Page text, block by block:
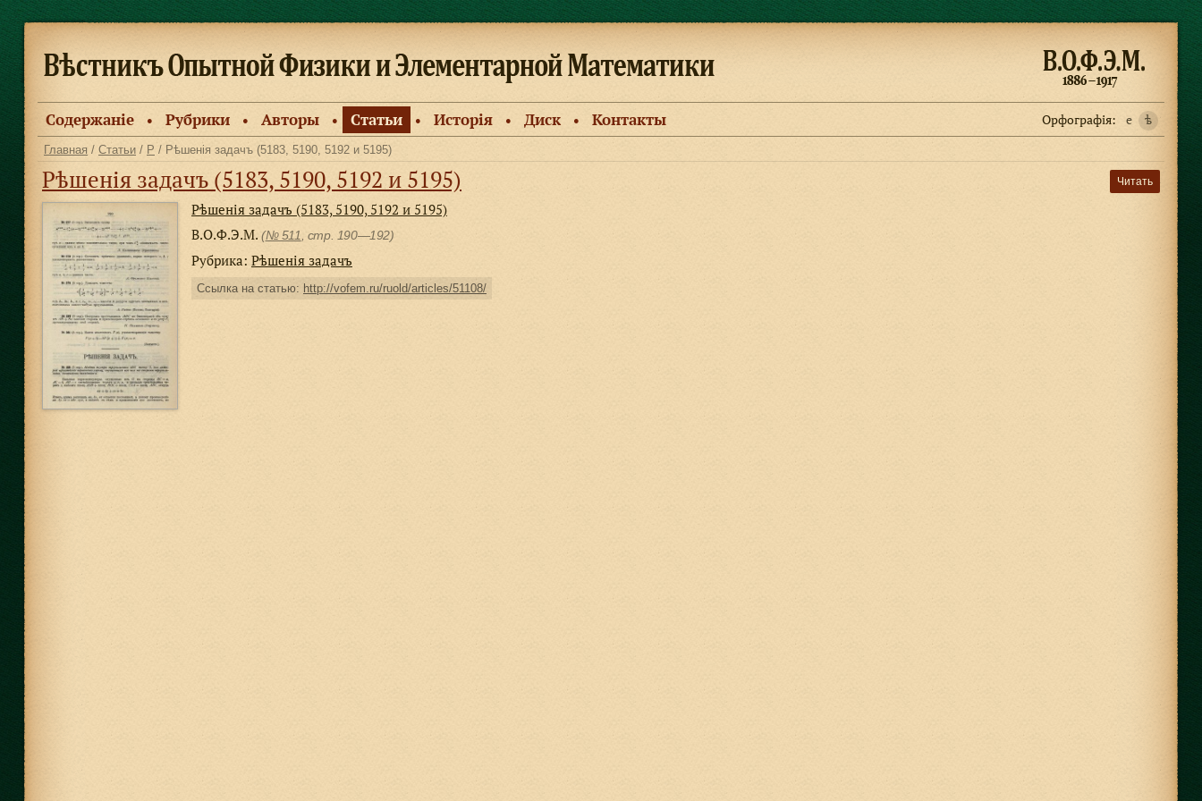
Содержанiе ● Рубрики ● Авторы ● Статьи ● Исторiя ● Диск ● Контакты Орфографiя: e ѣ
Главная / Статьи / Р / Рѣшенiя задачъ (5183, 5190, 5192 и 5195)
Читать
Рѣшенiя задачъ (5183, 5190, 5192 и 5195)
Рѣшенiя задачъ (5183, 5190, 5192 и 5195)
В.О.Ф.Э.М. (№ 511 , стр. 190—192)
Рубрика: Рѣшенiя задачъ
Ссылка на статью: http://vofem.ru/ruold/articles/51108/